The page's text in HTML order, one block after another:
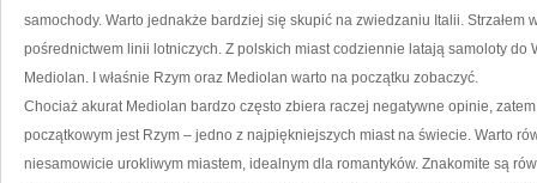
samochody. Warto jednakże bardziej się skupić na zwiedzaniu Italii. Strzałem
pośrednictwem linii lotniczych. Z polskich miast codziennie latają samoloty do
Mediolan. I właśnie Rzym oraz Mediolan warto na początku zobaczyć.
Chociaż akurat Mediolan bardzo często zbiera raczej negatywne opinie,
początkowym jest Rzym – jedno z najpiękniejszych miast na świecie. Warto
niesamowicie urokliwym miastem, idealnym dla romantyków. Znakomite są